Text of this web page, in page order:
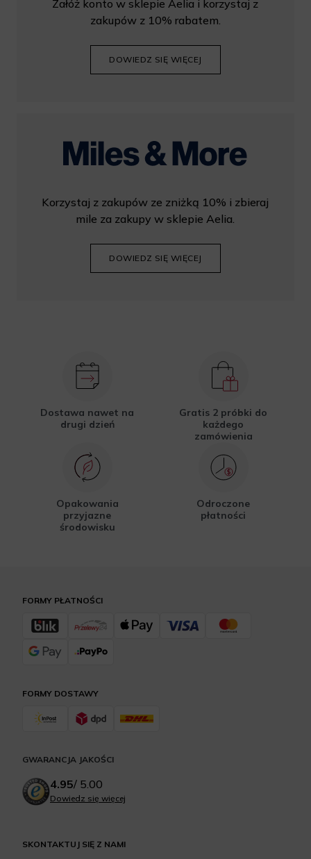
Załóż konto w sklepie Aelia i korzystaj z
zakupów z 10% rabatem.
DOWIEDZ SIĘ WIĘCEJ
Korzystaj z zakupów ze zniżką 10% i zbieraj
mile za zakupy w sklepie Aelia.
DOWIEDZ SIĘ WIĘCEJ
Dostawa nawet na
drugi dzień
Gratis 2 próbki do
każdego
zamówienia
Opakowania
przyjazne
środowisku
Odroczone
płatności
SKONTAKTUJ SIĘ Z NAMI
FORMY DOSTAWY
FORMY PŁATNOŚCI
GWARANCJA JAKOŚCI
4.95/ 5.00
Dowiedz się więcej